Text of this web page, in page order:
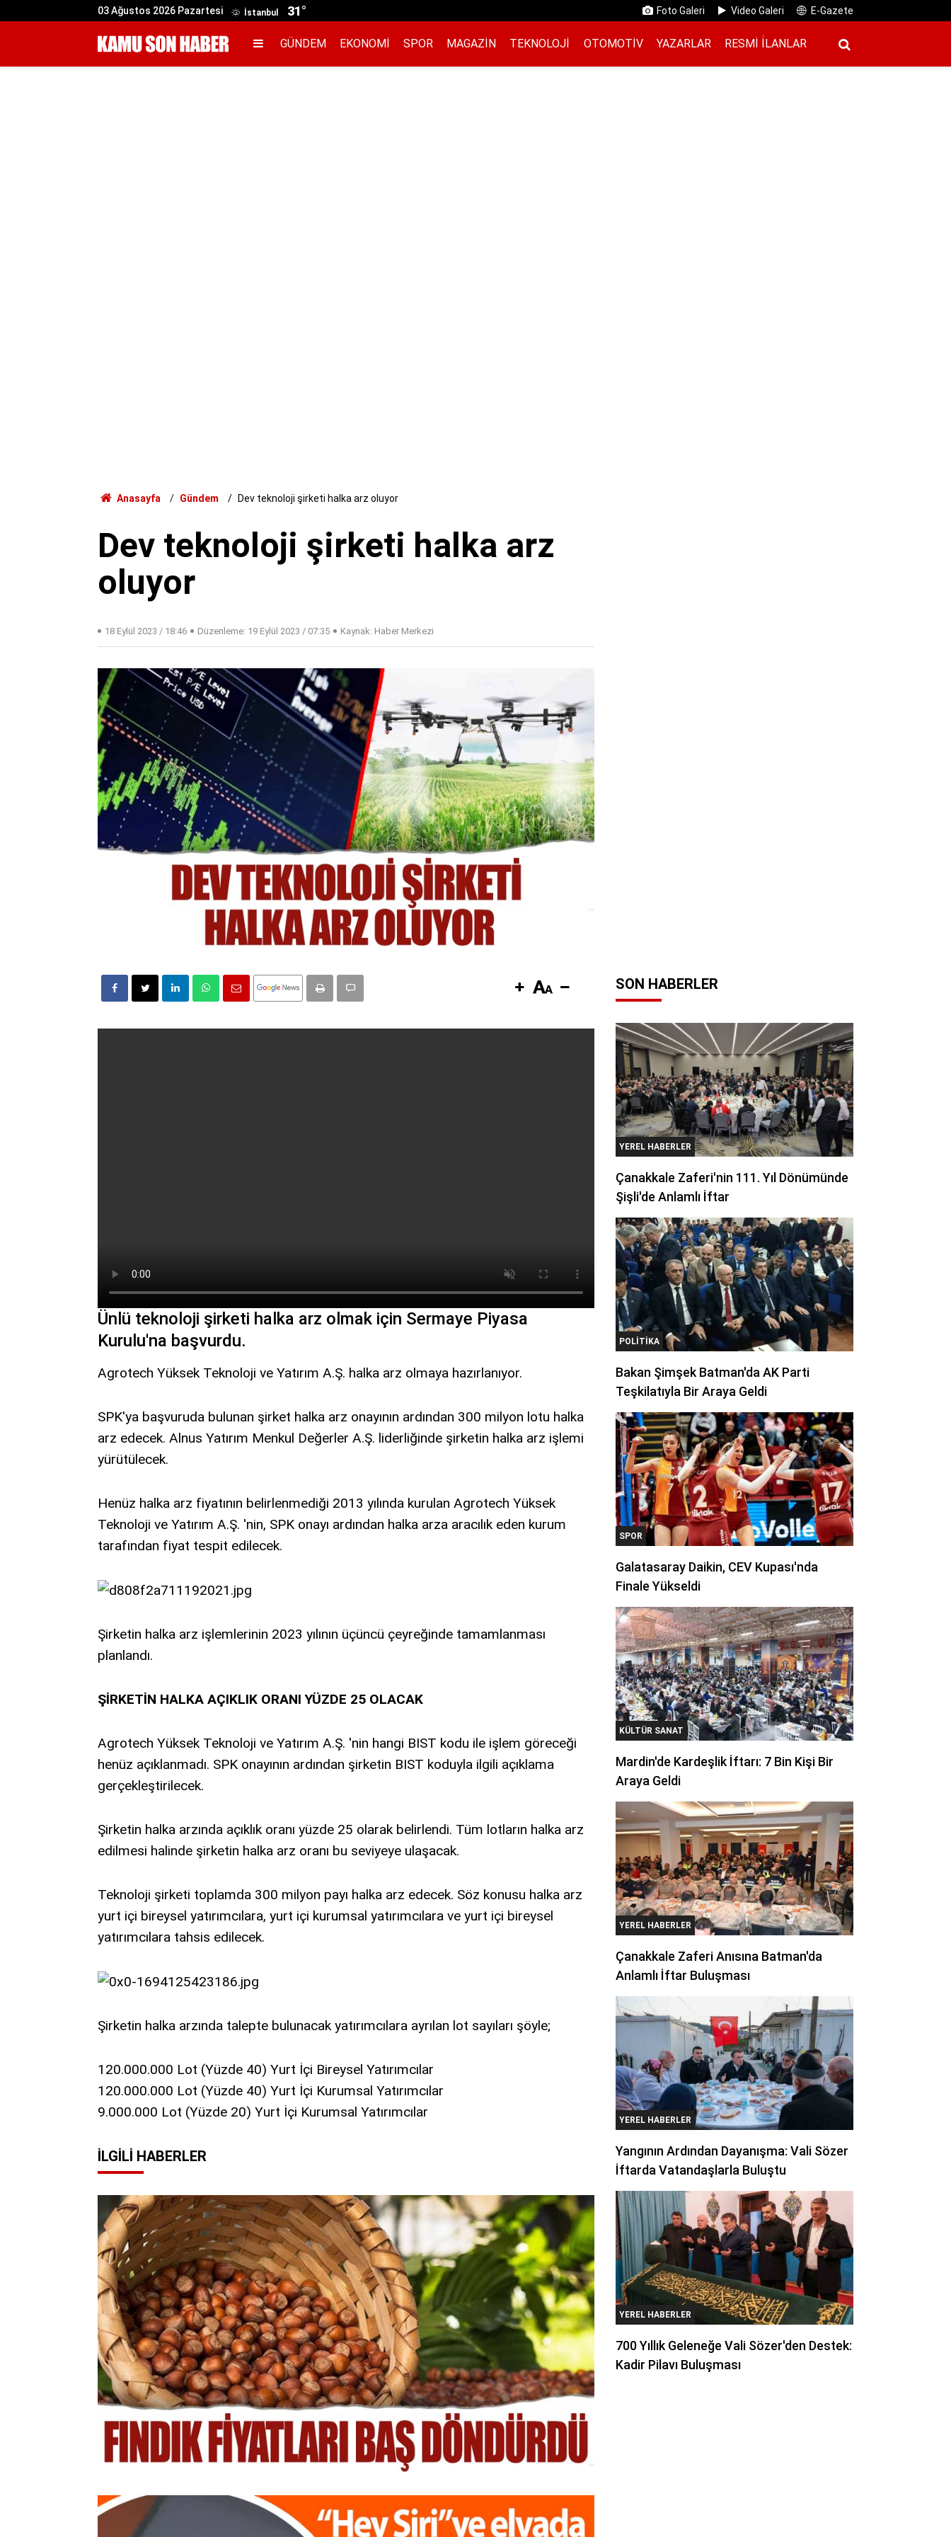
03 Ağustos 2026 Pazartesi İstanbul 31° Foto Galeri Video Galeri E-Gazete
GÜNDEM EKONOMI SPOR MAGAZIN TEKNOLOJI OTOMOTIV YAZARLAR RESMI İ̇LANLAR
Anasayfa Gündem Dev teknoloji şirketi halka arz oluyor
Dev teknoloji şirketi halka arz
oluyor
18 Eylül 2023 / 18:46 Düzenleme: 19 Eylül 2023 / 07:35 Kaynak: Haber Merkezi
Ünlü teknoloji şirketi halka arz olmak için Sermaye Piyasa
Kurulu'na başvurdu.
Agrotech Yüksek Teknoloji ve Yatırım A.Ş. halka arz olmaya hazırlanıyor.
SPK'ya başvuruda bulunan şirket halka arz onayının ardından 300 milyon lotu halka
arz edecek. Alnus Yatırım Menkul Değerler A.Ş. liderliğinde şirketin halka arz işlemi
yürütülecek.
Henüz halka arz fiyatının belirlenmediği 2013 yılında kurulan Agrotech Yüksek
Teknoloji ve Yatırım A.Ş. 'nin, SPK onayı ardından halka arza aracılık eden kurum
tarafından fiyat tespit edilecek.
Şirketin halka arz işlemlerinin 2023 yılının üçüncü çeyreğinde tamamlanması
planlandı.
ŞİRKETİN HALKA AÇIKLIK ORANI YÜZDE 25 OLACAK
Agrotech Yüksek Teknoloji ve Yatırım A.Ş. 'nin hangi BIST kodu ile işlem göreceği
henüz açıklanmadı. SPK onayının ardından şirketin BIST koduyla ilgili açıklama
gerçekleştirilecek.
Şirketin halka arzında açıklık oranı yüzde 25 olarak belirlendi. Tüm lotların halka arz
edilmesi halinde şirketin halka arz oranı bu seviyeye ulaşacak.
Teknoloji şirketi toplamda 300 milyon payı halka arz edecek. Söz konusu halka arz
yurt içi bireysel yatırımcılara, yurt içi kurumsal yatırımcılara ve yurt içi bireysel
yatırımcılara tahsis edilecek.
Şirketin halka arzında talepte bulunacak yatırımcılara ayrılan lot sayıları şöyle;
120.000.000 Lot (Yüzde 40) Yurt İçi Bireysel Yatırımcılar
120.000.000 Lot (Yüzde 40) Yurt İçi Kurumsal Yatırımcılar
9.000.000 Lot (Yüzde 20) Yurt İçi Kurumsal Yatırımcılar
İLGILI HABERLER
SON HABERLER
YEREL HABERLER
Çanakkale Zaferi'nin 111. Yıl Dönümünde
Şişli'de Anlamlı İftar
POLITIKA
Bakan Şimşek Batman'da AK Parti
Teşkilatıyla Bir Araya Geldi
SPOR
Galatasaray Daikin, CEV Kupası'nda
Finale Yükseldi
KÜLTÜR SANAT
Mardin'de Kardeşlik İftarı: 7 Bin Kişi Bir
Araya Geldi
YEREL HABERLER
Çanakkale Zaferi Anısına Batman'da
Anlamlı İftar Buluşması
YEREL HABERLER
Yangının Ardından Dayanışma: Vali Sözer
İftarda Vatandaşlarla Buluştu
YEREL HABERLER
700 Yıllık Geleneğe Vali Sözer'den Destek:
Kadir Pilavı Buluşması